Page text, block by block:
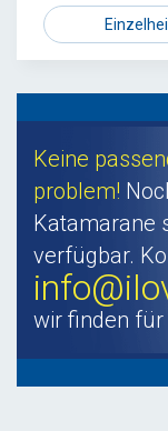
Keine
problem!
Katamarane
verfügbar.
wir finden für